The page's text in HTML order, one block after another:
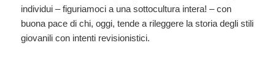
individui – figuriamoci a una sottocultura intera! – con
buona pace di chi, oggi, tende a rileggere la storia degli stili
giovanili con intenti revisionistici.